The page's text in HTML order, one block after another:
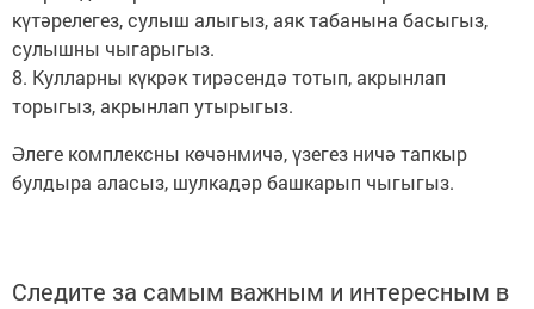
күтәрелегез, сулыш алыгыз, аяк табанына басыгыз,
сулышны чыгарыгыз.
8. Кулларны күкрәк тирәсендә тотып, акрынлап
торыгыз, акрынлап утырыгыз.
Әлеге комплексны көчәнмичә, үзегез ничә тапкыр
булдыра аласыз, шулкадәр башкарып чыгыгыз.
Следите за самым важным и интересным в